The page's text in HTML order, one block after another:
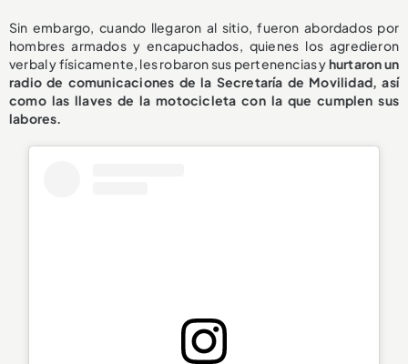
Sin embargo, cuando llegaron al sitio, fueron abordados por
hombres armados y encapuchados, quienes los agredieron
verbal y físicamente, les robaron sus pertenencias yhurtaron un
radio de comunicaciones de la Secretaría de Movilidad, así
como las llaves de la motocicleta con la que cumplen sus
labores.